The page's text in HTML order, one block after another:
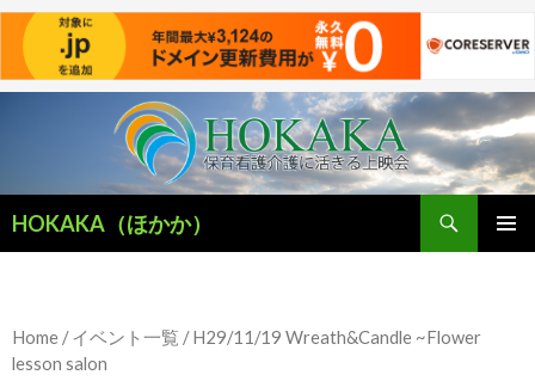
HOKAKA（ほかか）
索
ツ
へ
Home /イベント一覧 / H29/11/19 Wreath&Candle ~Flower
lesson salon